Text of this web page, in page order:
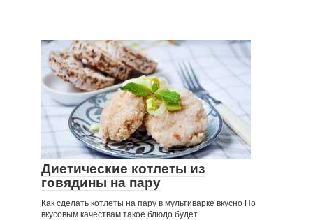
Диетические котлеты из
говядины на пару
Как сделать котлеты на пару в мультиварке вкусно По
вкусовым качествам такое блюдо будет